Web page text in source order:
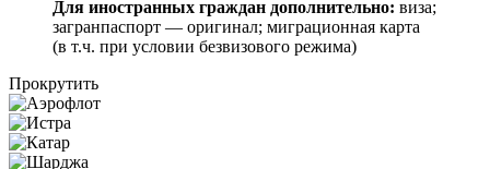
Для иностранных граждан дополнительно: виза;
загранпаспорт — оригинал; миграционная карта
(в т.ч. при условии безвизового режима)
Прокрутить